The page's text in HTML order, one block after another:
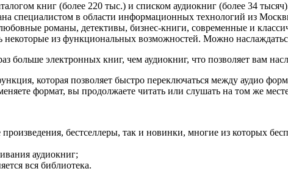
книг (более 220 тыс.) и списком аудиокниг (более 34
специалистом в области информационных технологий из
романы, детективы, бизнес-книги, современные и
из функциональных возможностей. Можно
больше электронных книг, чем аудиокниг, что позволяет вам
которая позволяет быстро переключаться между аудио
формат, вы продолжаете читать или слушать на том же
бестселлеры, так и новинки, многие из которых
аудиокниг;
вся библиотека.